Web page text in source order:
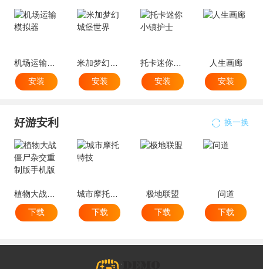
机场运输模拟器
安装
安装
托卡迷你小镇护士
安装
人生画廊
安装
好游安利 换一换
植物大战僵尸杂交重制版手机版
下载
下载
极地联盟
下载
问道
下载